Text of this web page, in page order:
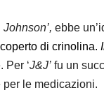
ebbe
di crinolina.
‘J&J’ fu un
per le medicazioni.